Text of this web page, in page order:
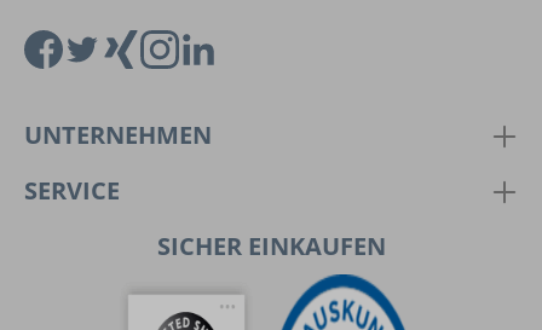
UNTERNEHMEN
SERVICE
SICHER EINKAUFEN